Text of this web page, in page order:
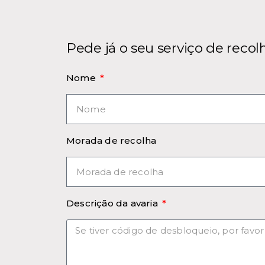
Pede já o seu serviço de
Nome
Morada de recolha
Descrição da avaria